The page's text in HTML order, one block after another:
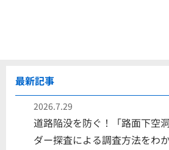
最新記事
2026.7.29
道路陥没を防ぐ！「路面下空
ダー探査による調査方法をわ